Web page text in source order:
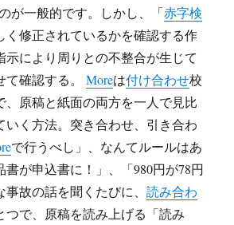
が一般的です。しかし、「赤字検
く修正されているかを確認する作
示により周りとの不整合が生じて
て確認する。Moreは付け合わせ校
、原稿と紙面の両方を一人で見比
いく方法。突き合わせ、引き合わ
で行うべし」、なんてルールはあ
書が申込書に！」、「980円が78円
故の話を聞くたびに、読み合わ
つで、原稿を読み上げる「読み